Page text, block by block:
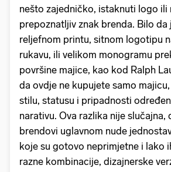
nešto zajedničko, istaknuti logo ili
prepoznatljiv znak brenda. Bilo da
reljefnom printu, sitnom logotipu
rukavu, ili velikom monogramu
površine majice, kao kod Ralph
da ovdje ne kupujete samo
stilu, statusu i pripadnosti
narativu. Ova razlika nije
brendovi uglavnom nude
koje su gotovo neprimjetne i lako
razne kombinacije, dizajnerske